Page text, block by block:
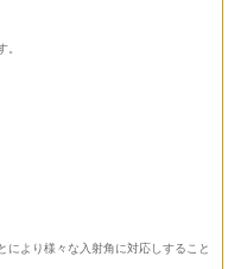
。
により様々な入射角に対応しすること